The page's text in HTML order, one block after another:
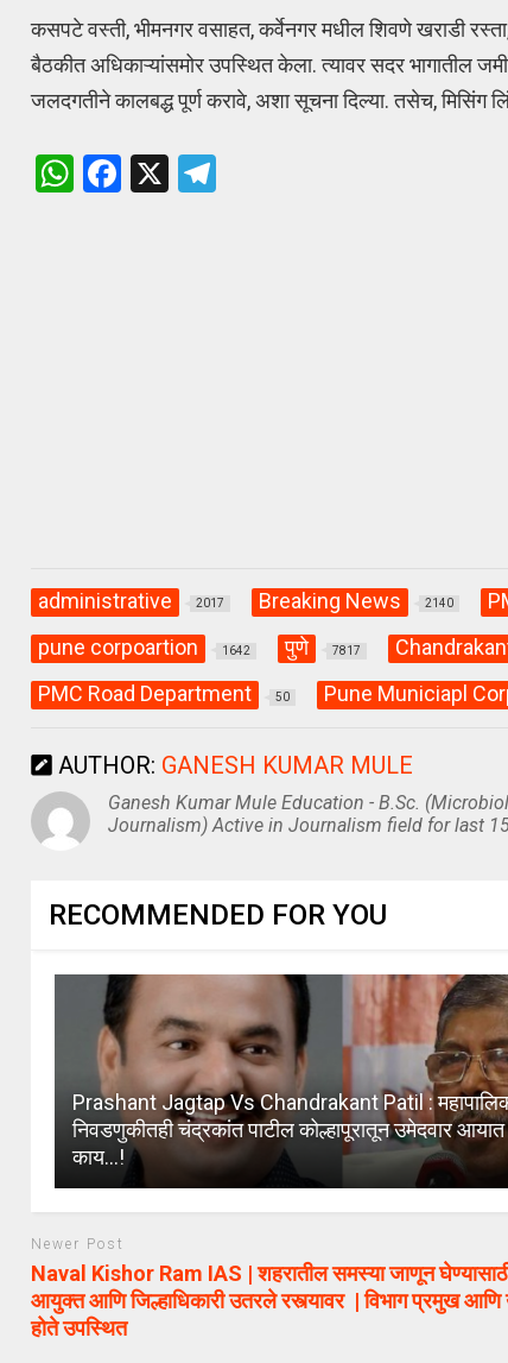
कसपटे वस्ती, भीमनगर वसाहत, कर्वेनगर मधील शिवणे खराडी रस्ता,
बैठकीत अधिकाऱ्यांसमोर उपस्थित केला. त्यावर सदर भागातील
जलदगतीने कालबद्ध पूर्ण करावे, अशा सूचना दिल्या. तसेच, मिसिंग
W
F
X
administrative 2017 Breaking News 2140
pune corpoartion 1642 पुणे 7817
PMC Road Department 50 Pune Municiapl
AUTHOR: GANESH KUMAR MULE
Ganesh Kumar Mule Education - B.Sc.
Journalism) Active in Journalism field for last
RECOMMENDED FOR YOU
Prashant Jagtap Vs Chandrakant Patil :
निवडणुकीतही चंद्रकांत पाटील कोल्हापूरातून उमेदवार
काय…!
Newer Post
Naval Kishor Ram IAS | शहरातील समस्या जाणून घेण्यासाठी
आयुक्त आणि जिल्हाधिकारी उतरले रस्त्यावर | विभाग प्रमुख
होते उपस्थित